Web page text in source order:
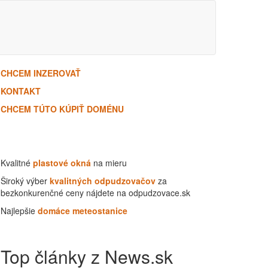
CHCEM INZEROVAŤ
KONTAKT
CHCEM TÚTO KÚPIŤ DOMÉNU
Kvalitné plastové okná na mieru
Široký výber kvalitných odpudzovačov za
bezkonkurenčné ceny nájdete na odpudzovace.sk
Najlepšie domáce meteostanice
Top články z News.sk